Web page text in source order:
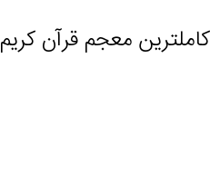
کاملترین معجم قرآن کریم